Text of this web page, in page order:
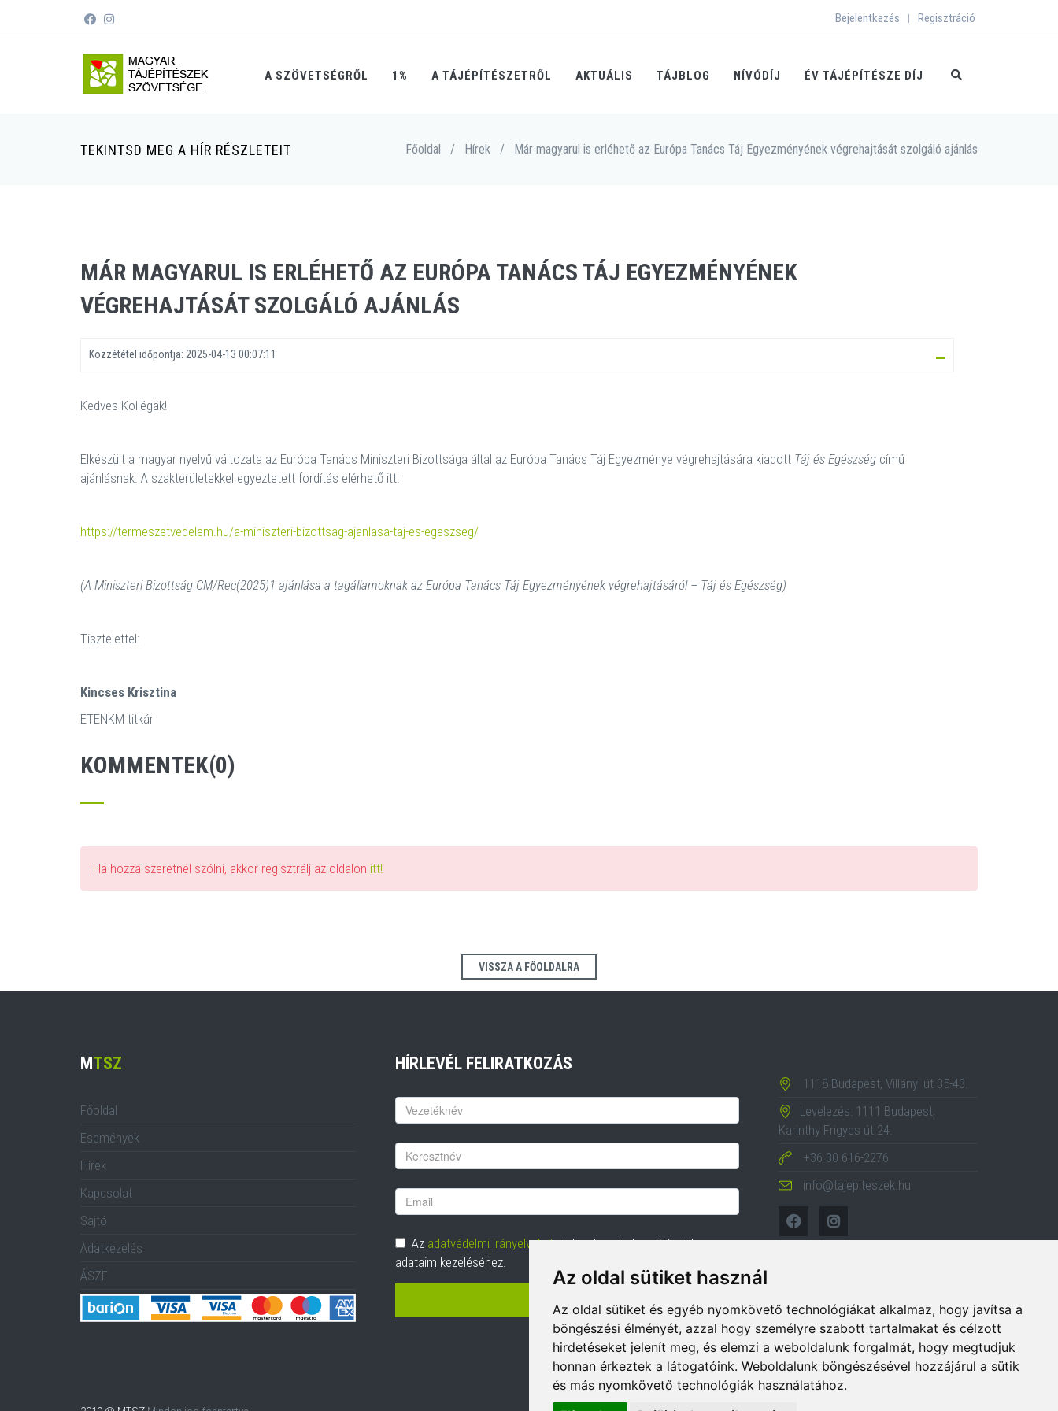
Az oldal sütiket használ
Az oldal sütiket és egyéb nyomkövető technológiákat alkalmaz, hogy javítsa a
böngészési élményét, azzal hogy személyre szabott tartalmakat és célzott
hirdetéseket jelenít meg, és elemzi a weboldalunk forgalmát, hogy megtudjuk
honnan érkeztek a látogatóink. Weboldalunk böngészésével hozzájárul a sütik
és más nyomkövető technológiák használatához.
Bejelentkezés | Regisztráció
A SZÖVETSÉGRŐL 1% A TÁJÉPÍTÉSZETRŐL AKTUÁLIS TÁJBLOG NÍVÓDÍJ ÉV TÁJÉPÍTÉSZE DÍJ
TEKINTSD MEG A HÍR RÉSZLETEIT Főoldal / Hírek / Már magyarul is erléhető az Európa Tanács Táj Egyezményének végrehajtását szolgáló ajánlás
MÁR MAGYARUL IS ERLÉHETŐ AZ EURÓPA TANÁCS TÁJ EGYEZMÉNYÉNEK
VÉGREHAJTÁSÁT SZOLGÁLÓ AJÁNLÁS
Közzététel időpontja: 2025-04-13 00:07:11
Kedves Kollégák!
Elkészült a magyar nyelvű változata az Európa Tanács Miniszteri Bizottsága által az Európa Tanács Táj Egyezménye végrehajtására kiadott Táj és Egészség című
ajánlásnak. A szakterületekkel egyeztetett fordítás elérhető itt:
https://termeszetvedelem.hu/a-miniszteri-bizottsag-ajanlasa-taj-es-egeszseg/
(A Miniszteri Bizottság CM/Rec(2025)1 ajánlása a tagállamoknak az Európa Tanács Táj Egyezményének végrehajtásáról – Táj és Egészség)
Tisztelettel:
Kincses Krisztina
ETENKM titkár
KOMMENTEK(0)
Ha hozzá szeretnél szólni, akkor regisztrálj az oldalon itt!
VISSZA A FŐOLDALRA
MTSZ
Főoldal
Események
Hírek
Kapcsolat
Sajtó
Adatkezelés
ÁSZF
HÍRLEVÉL FELIRATKOZÁS
Keresztnév
Vezetéknév
Email
cím
Adatvédelem
Az adatvédelmi irányelveketelolvastam és hozzájárulok
adataim kezeléséhez.
1118 Budapest, Villányi út 35-43.
Levelezés: 1111 Budapest,
Karinthy Frigyes út 24.
+36 30 616-2276
info@tajepiteszek.hu